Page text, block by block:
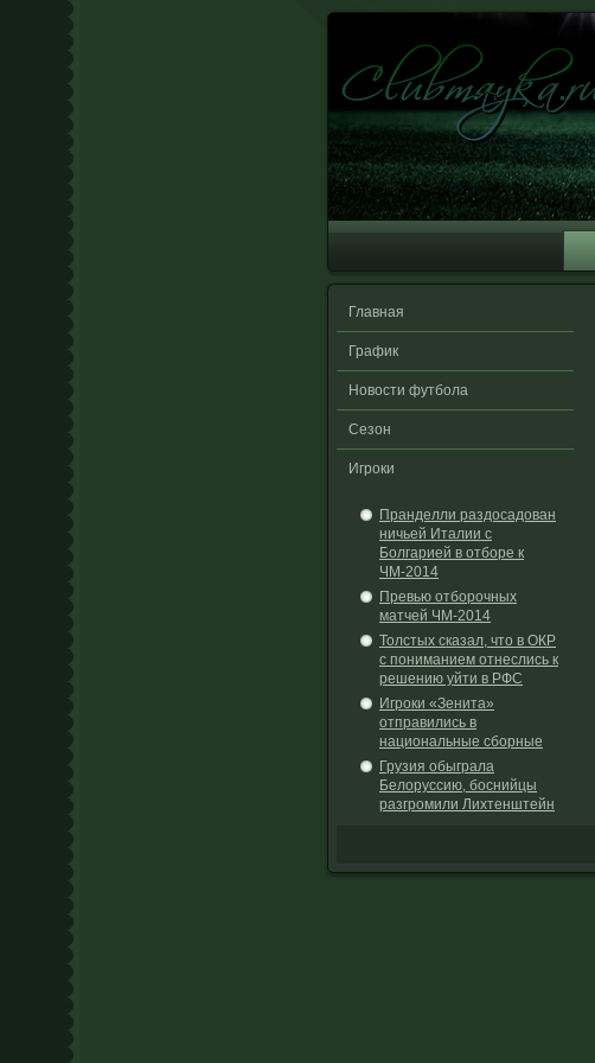
Главная
График
Новости футбола
Сезон
Игроки
Пранделли раздосадован
ничьей Италии с
Болгарией в отборе к
ЧМ-2014
Превью отборочных
матчей ЧМ-2014
Толстых сказал, что в ОКР
с пониманием отнеслись к
решению уйти в РФС
Игроки «Зенита»
отправились в
национальные сборные
Грузия обыграла
Белоруссию, боснийцы
разгромили Лихтенштейн